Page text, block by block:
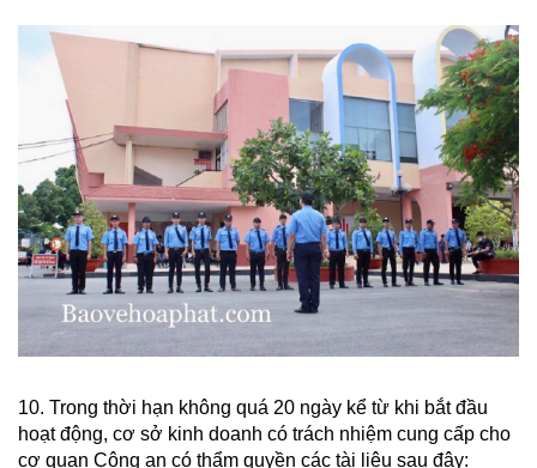
10. Trong thời hạn không quá 20 ngày kể từ khi bắt đầu
hoạt động, cơ sở kinh doanh có trách nhiệm cung cấp cho
cơ quan Công an có thẩm quyền các tài liệu sau đây: